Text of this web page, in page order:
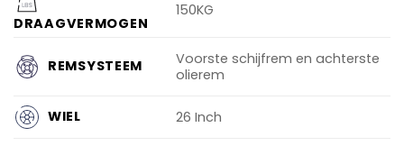
DRAAGVERMOGEN
150KG
REMSYSTEEM
Voorste schijfrem en achterste
olierem
WIEL 26 Inch